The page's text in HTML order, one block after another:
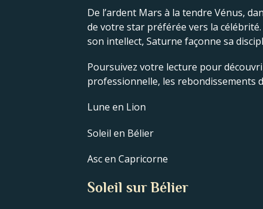
De l’ardent Mars à la tendre Vénus,
de votre star préférée vers la
son intellect, Saturne façonne sa
Poursuivez votre lecture pour
professionnelle, les rebondissements
Lune en Lion
Soleil en Bélier
Asc en Capricorne
Soleil sur Bélier